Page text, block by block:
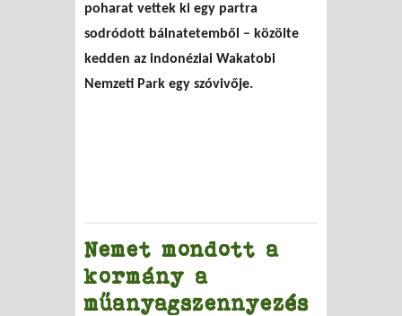
poharat vettek ki egy partra
sodródott bálnatetemből – közölte
kedden az indonéziai Wakatobi
Nemzeti Park egy szóvivője.
Nemet mondott a
kormány a
műanyagszennyezés